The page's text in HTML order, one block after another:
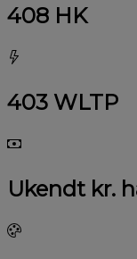
408 HK
403 WLTP
Ukendt kr.